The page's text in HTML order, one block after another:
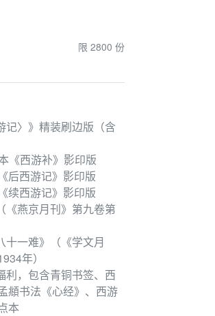
限 2800 份
记〉》精装刷边版（含
《西游补》影印版
后西游记》影印版
续西游记》影印版
《燕京月刊》第九卷第
十一难》（《学文月
年）
利，包含青铜书签、西
頫书法《心经》、西游
本